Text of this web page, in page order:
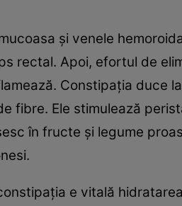
şi venele
rectal. Apoi, efortul de
Constipaţia duce
fibre. Ele stimulează
în fructe şi legume
e vitală